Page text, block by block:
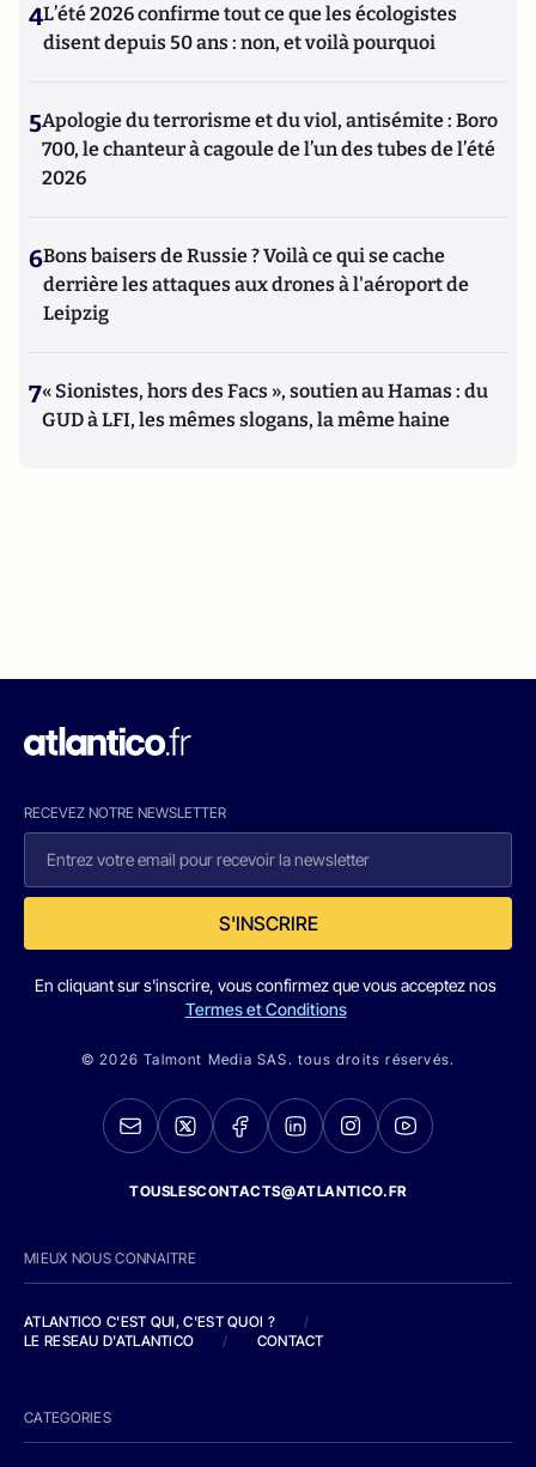
4L’été 2026 confirme tout ce que les écologistes
disent depuis 50 ans : non, et voilà pourquoi
5Apologie du terrorisme et du viol, antisémite : Boro
700, le chanteur à cagoule de l’un des tubes de l’été
2026
6Bons baisers de Russie ? Voilà ce qui se cache
derrière les attaques aux drones à l'aéroport de
Leipzig
7« Sionistes, hors des Facs », soutien au Hamas : du
GUD à LFI, les mêmes slogans, la même haine
RECEVEZ NOTRE NEWSLETTER
S'INSCRIRE
En cliquant sur s'inscrire, vous confirmez que vous acceptez nos
Termes et Conditions
© 2026 Talmont Media SAS. tous droits réservés.
TOUSLESCONTACTS@ATLANTICO.FR
MIEUX NOUS CONNAITRE
ATLANTICO C'EST QUI, C'EST QUOI ?
/
LE RESEAU D'ATLANTICO
/ CONTACT
CATEGORIES